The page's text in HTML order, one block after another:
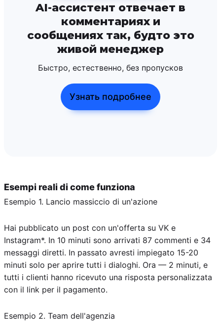
AI-ассистент отвечает в
комментариях и
сообщениях так, будто это
живой менеджер
Быстро, естественно, без пропусков
Узнать подробнее
Esempi reali di come funziona
Esempio 1. Lancio massiccio di un'azione
Hai pubblicato un post con un'offerta su VK e
Instagram*. In 10 minuti sono arrivati 87 commenti e 34
messaggi diretti. In passato avresti impiegato 15-20
minuti solo per aprire tutti i dialoghi. Ora — 2 minuti, e
tutti i clienti hanno ricevuto una risposta personalizzata
con il link per il pagamento.
Esempio 2. Team dell'agenzia